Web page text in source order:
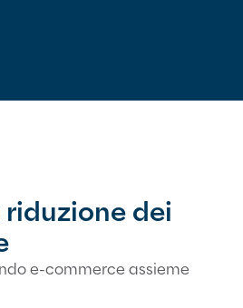
dei
e-commerce assieme